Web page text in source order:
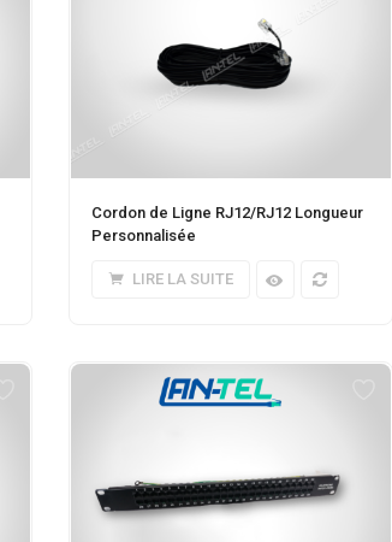
Cordon de Ligne RJ12/RJ12 Longueur
Personnalisée
LIRE LA SUITE